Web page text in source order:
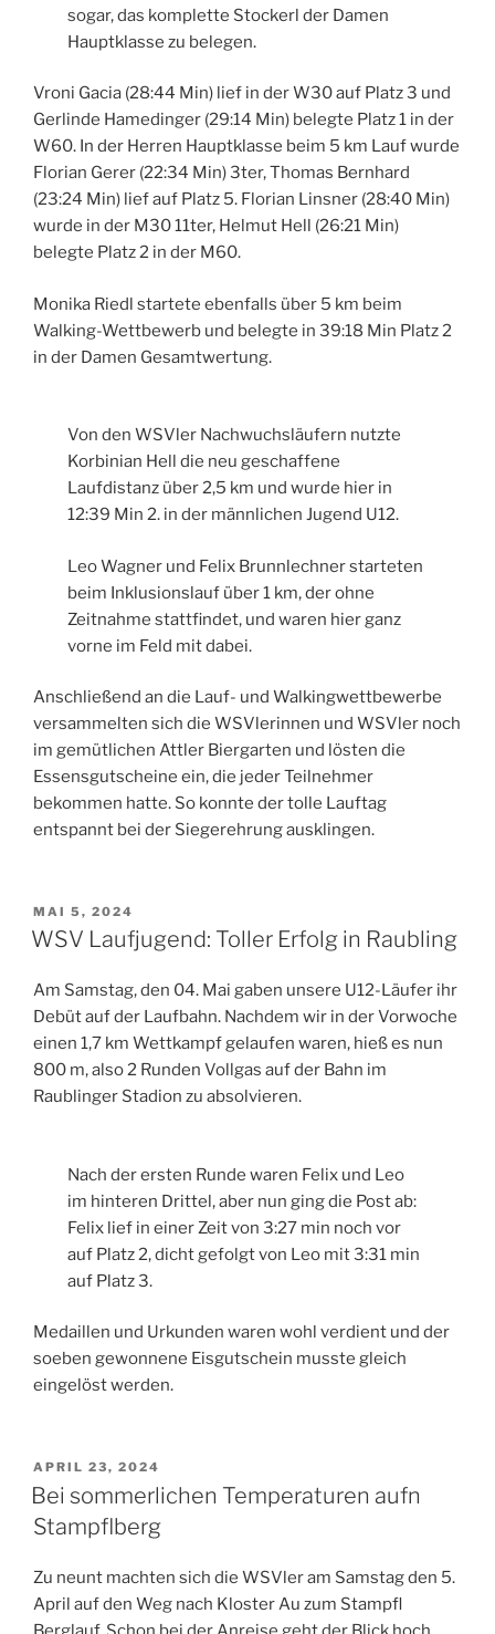
sogar, das komplette Stockerl der Damen
Hauptklasse zu belegen.
Vroni Gacia (28:44 Min) lief in der W30 auf Platz 3 und
Gerlinde Hamedinger (29:14 Min) belegte Platz 1 in der
W60. In der Herren Hauptklasse beim 5 km Lauf wurde
Florian Gerer (22:34 Min) 3ter, Thomas Bernhard
(23:24 Min) lief auf Platz 5. Florian Linsner (28:40 Min)
wurde in der M30 11ter, Helmut Hell (26:21 Min)
belegte Platz 2 in der M60.
Monika Riedl startete ebenfalls über 5 km beim
Walking-Wettbewerb und belegte in 39:18 Min Platz 2
in der Damen Gesamtwertung.
Von den WSVler Nachwuchsläufern nutzte
Korbinian Hell die neu geschaffene
Laufdistanz über 2,5 km und wurde hier in
12:39 Min 2. in der männlichen Jugend U12.
Leo Wagner und Felix Brunnlechner starteten
beim Inklusionslauf über 1 km, der ohne
Zeitnahme stattfindet, und waren hier ganz
vorne im Feld mit dabei.
Anschließend an die Lauf- und Walkingwettbewerbe
versammelten sich die WSVlerinnen und WSVler noch
im gemütlichen Attler Biergarten und lösten die
Essensgutscheine ein, die jeder Teilnehmer
bekommen hatte. So konnte der tolle Lauftag
entspannt bei der Siegerehrung ausklingen.
VERÖFFENTLICHT
AM
MAI 5, 2024
WSV Laufjugend: Toller Erfolg in Raubling
Am Samstag, den 04. Mai gaben unsere U12-Läufer ihr
Debüt auf der Laufbahn. Nachdem wir in der Vorwoche
einen 1,7 km Wettkampf gelaufen waren, hieß es nun
800 m, also 2 Runden Vollgas auf der Bahn im
Raublinger Stadion zu absolvieren.
Nach der ersten Runde waren Felix und Leo
im hinteren Drittel, aber nun ging die Post ab:
Felix lief in einer Zeit von 3:27 min noch vor
auf Platz 2, dicht gefolgt von Leo mit 3:31 min
auf Platz 3.
Medaillen und Urkunden waren wohl verdient und der
soeben gewonnene Eisgutschein musste gleich
eingelöst werden.
VERÖFFENTLICHT
AM
APRIL 23, 2024
Bei sommerlichen Temperaturen aufn
Stampflberg
Zu neunt machten sich die WSVler am Samstag den 5.
April auf den Weg nach Kloster Au zum Stampfl